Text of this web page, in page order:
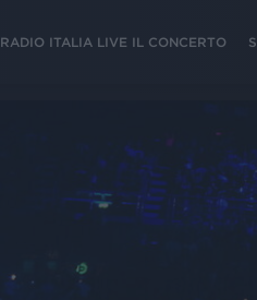
RADIO ITALIA LIVE IL CONCERTO